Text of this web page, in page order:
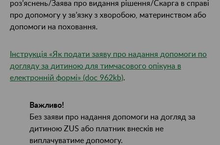
роз’яснень/Заява про видання рішення/Скарга в справі
про допомогу у зв’язку з хворобою, материнством або
допомоги на поховання.
Інструкція «Як подати заяву про надання допомоги по
догляду за дитиною для тимчасового опікуна в
електронній формі» (doc 962kb)
Важливо!
Без заяви про надання допомоги на догляд за
дитиною ZUS або платник внесків не
виплачуватиме допомогу.